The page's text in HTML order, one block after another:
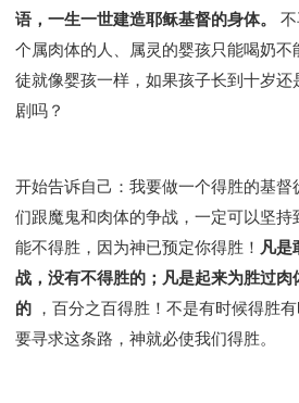
语，一生一世建造耶稣基督的身体。
个属肉体的人、属灵的婴孩只能喝奶
徒就像婴孩一样，如果孩子长到十岁
剧吗？
开始告诉自己：我要做一个得胜的基
们跟魔鬼和肉体的争战，一定可以坚
能不得胜，因为神已预定你得胜！ 凡是
战，没有不得胜的；凡是起来为胜过
的 ，百分之百得胜！不是有时候得胜
要寻求这条路，神就必使我们得胜。